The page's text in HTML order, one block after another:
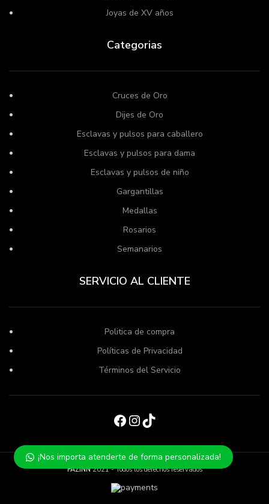
Joyas de XV años
Categorias
Cruces de Oro
Dijes de Oro
Esclavas y pulsos para caballero
Esclavas y pulsos para dama
Esclavas y pulsos de niño
Gargantillas
Medallas
Rosarios
Semanarios
SERVICIO AL CLIENTE
Politica de compra
Políticas de Privacidad
Términos del Servicio
Facebook
Instagram
TikTok
FAZINN 2021 - Todos los derechos reservados
¡Nos importa atenderte de forma personalizada!